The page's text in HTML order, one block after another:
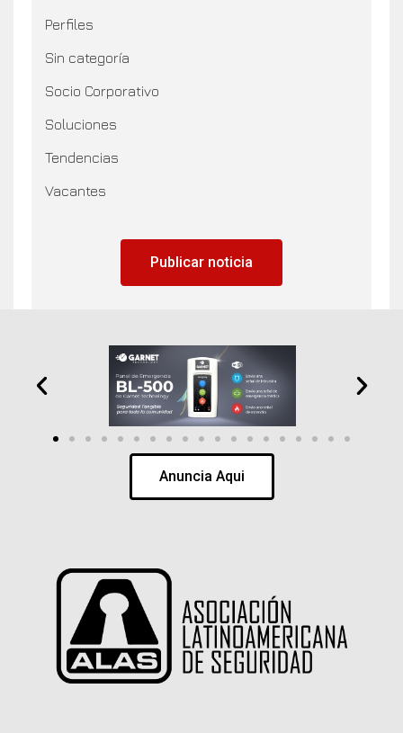
Perfiles
Sin categoría
Socio Corporativo
Soluciones
Tendencias
Vacantes
Publicar noticia
Anuncia Aqui